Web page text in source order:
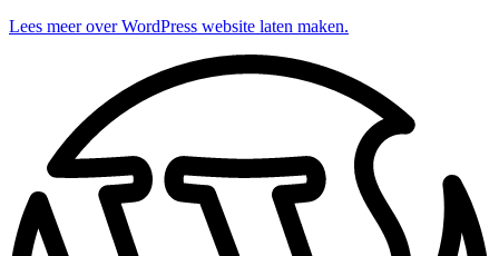
Lees meer over WordPress website laten maken.